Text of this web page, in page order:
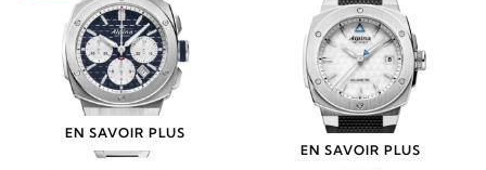
EN SAVOIR PLUS
EN SAVOIR PLUS